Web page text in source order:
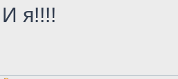
И я!!!!